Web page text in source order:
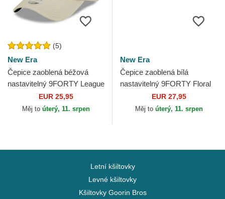
(5)
New Era
Čepice zaoblená béžová
nastavitelný 9FORTY League
Essential New York Yankees
MLB New Era
EUR 25,95
Měj to úterý, 11. srpen
New Era
Čepice zaoblená bílá
nastavitelný 9FORTY Floral
Infill New York Yankees MLB
New Era
EUR 27,95
Měj to úterý, 11. srpen
Letní kšiltovky
Levné kšiltovky
Kšiltovky Goorin Bros